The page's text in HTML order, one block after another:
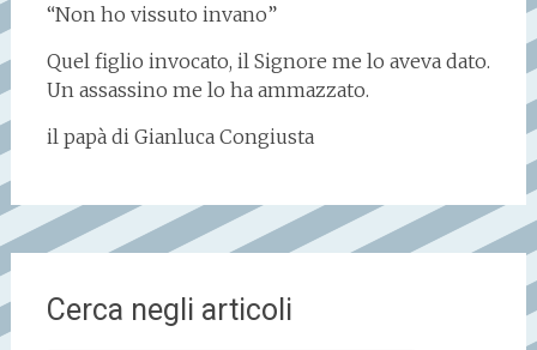
“Non ho vissuto invano”
Quel figlio invocato, il Signore me lo aveva dato.
Un assassino me lo ha ammazzato.
il papà di Gianluca Congiusta
Cerca negli articoli